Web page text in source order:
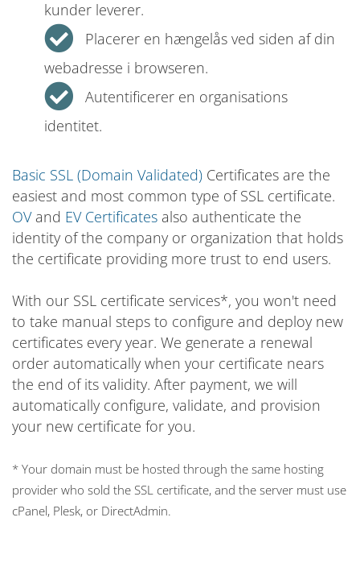
kunder leverer.
Placerer en hængelås ved siden af din
webadresse i browseren.
Autentificerer en organisations
identitet.
Basic SSL (Domain Validated) Certificates are the
easiest and most common type of SSL certificate.
OVand EV Certificates also authenticate the
identity of the company or organization that holds
the certificate providing more trust to end users.
With our SSL certificate services*, you won't need
to take manual steps to configure and deploy new
certificates every year. We generate a renewal
order automatically when your certificate nears
the end of its validity. After payment, we will
automatically configure, validate, and provision
your new certificate for you.
* Your domain must be hosted through the same hosting
provider who sold the SSL certificate, and the server must use
cPanel, Plesk, or DirectAdmin.